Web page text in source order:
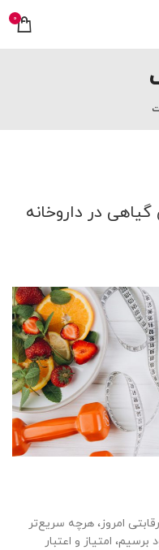
0
در داروخانه
امروز، هرچه سریع‌تر
امتیاز و اعتبار